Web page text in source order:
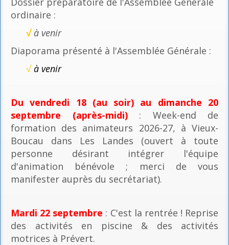
ordinaire :
√ à venir
Diaporama présenté à l'Assemblée Générale :
√à venir
Du vendredi 18 (au soir) au dimanche 20
septembre (après-midi): Week-end de
formation des animateurs 2026-27, à Vieux-
Boucau dans Les Landes (ouvert à toute
personne désirant intégrer l'équipe
d'animation bénévole ; merci de vous
manifester auprès du secrétariat).
Mardi 22 septembre : C'est la rentrée ! Reprise
des activités en piscine & des activités
motrices à Prévert.